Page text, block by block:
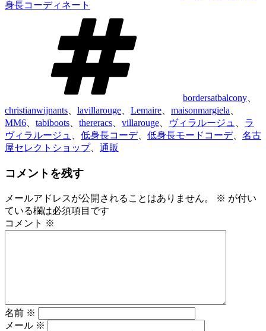
身長コーディネート
bordersatbalcony
christianwijnants
lavillarouge Lemaire maisonmargiela
MM6
tabiboots thereracs villarouge ヴィラルージュ
ラ
ヴィラルージュ
低身長コーデ、 低身長モードコーデ、 名古
屋セレクトショップ、 通販
コメントを残す
メールアドレスが公開されることはありません。 ※ が付い
ている欄は必須項目です
コメント ※
名前 ※
メール ※